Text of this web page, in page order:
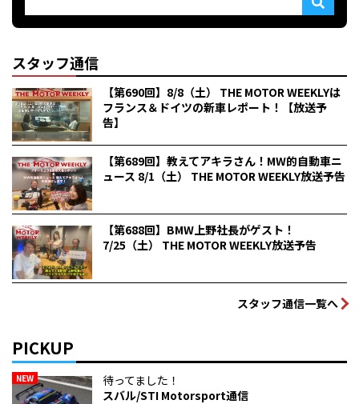
スタッフ通信
【第690回】8/8（土） THE MOTOR WEEKLYは
フランス＆ドイツの新車レポート！【放送予
告】
【第689回】教えてアキラさん！MW的自動車ニ
ュース 8/1（土） THE MOTOR WEEKLY放送予告
【第688回】BMW上野社長がゲスト！
7/25（土） THE MOTOR WEEKLY放送予告
スタッフ通信一覧へ
PICKUP
NEW
待ってました！
スバル/STI Motorsport通信